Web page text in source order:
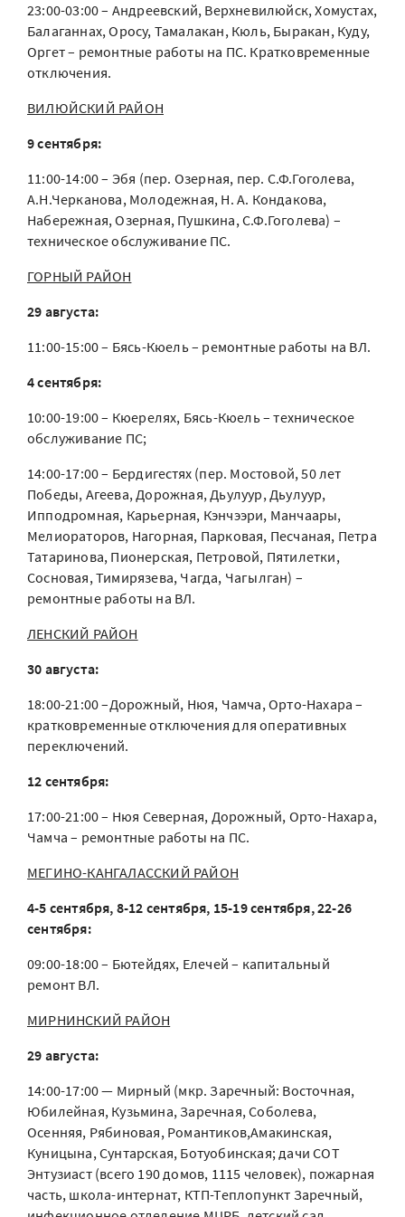
23:00-03:00 – Андреевский, Верхневилюйск, Хомустах,
Балаганнах, Оросу, Тамалакан, Кюль, Быракан, Куду,
Оргет – ремонтные работы на ПС. Кратковременные
отключения.
ВИЛЮЙСКИЙ РАЙОН
9 сентября:
11:00-14:00 – Эбя (пер. Озерная, пер. С.Ф.Гоголева,
А.Н.Черканова, Молодежная, Н. А. Кондакова,
Набережная, Озерная, Пушкина, С.Ф.Гоголева) –
техническое обслуживание ПС.
ГОРНЫЙ РАЙОН
29 августа:
11:00-15:00 – Бясь-Кюель – ремонтные работы на ВЛ.
4 сентября:
10:00-19:00 – Кюерелях, Бясь-Кюель – техническое
обслуживание ПС;
14:00-17:00 – Бердигестях (пер. Мостовой, 50 лет
Победы, Агеева, Дорожная, Дьулуур, Дьулуур,
Ипподромная, Карьерная, Кэнчээри, Манчаары,
Мелиораторов, Нагорная, Парковая, Песчаная, Петра
Татаринова, Пионерская, Петровой, Пятилетки,
Сосновая, Тимирязева, Чагда, Чагылган) –
ремонтные работы на ВЛ.
ЛЕНСКИЙ РАЙОН
30 августа:
18:00-21:00 –Дорожный, Нюя, Чамча, Орто-Нахара –
кратковременные отключения для оперативных
переключений.
12 сентября:
17:00-21:00 – Нюя Северная, Дорожный, Орто-Нахара,
Чамча – ремонтные работы на ПС.
МЕГИНО-КАНГАЛАССКИЙ РАЙОН
4-5 сентября, 8-12 сентября, 15-19 сентября, 22-26
сентября:
09:00-18:00 – Бютейдях, Елечей – капитальный
ремонт ВЛ.
МИРНИНСКИЙ РАЙОН
29 августа:
14:00-17:00 — Мирный (мкр. Заречный: Восточная,
Юбилейная, Кузьмина, Заречная, Соболева,
Осенняя, Рябиновая, Романтиков,Амакинская,
Куницына, Сунтарская, Ботуобинская; дачи СОТ
Энтузиаст (всего 190 домов, 1115 человек), пожарная
часть, школа-интернат, КТП-Теплопункт Заречный,